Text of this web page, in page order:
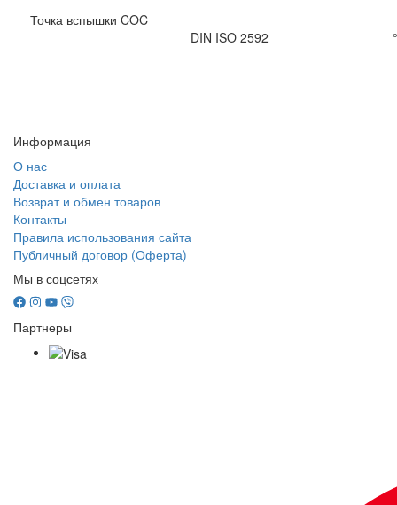
Точка вспышки COC
DIN ISO 2592
Информация
О нас
Доставка и оплата
Возврат и обмен товаров
Контакты
Правила использования сайта
Публичный договор (Оферта)
Мы в соцсетях
Партнеры